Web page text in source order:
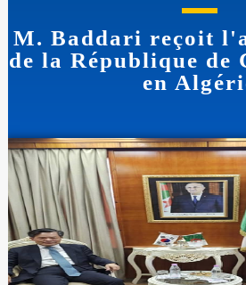
M. Baddari reçoit
de la République de
en